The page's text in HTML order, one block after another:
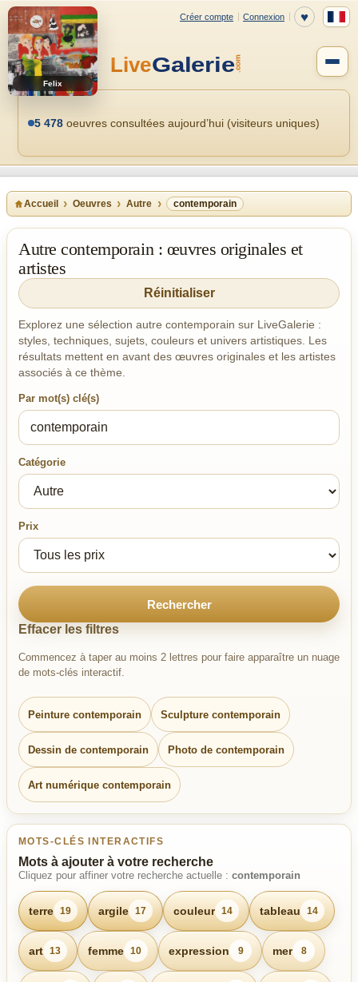
Felix
5 478 oeuvres consultées aujourd’hui (visiteurs uniques)
Accueil Oeuvres Autre contemporain
Autre contemporain : œuvres originales et
artistes
Réinitialiser
Explorez une sélection autre contemporain sur LiveGalerie :
styles, techniques, sujets, couleurs et univers artistiques. Les
résultats mettent en avant des œuvres originales et les artistes
associés à ce thème.
Par mot(s) clé(s)
Catégorie
Prix
Rechercher
Effacer les filtres
Commencez à taper au moins 2 lettres pour faire apparaître un nuage
de mots-clés interactif.
Peinture contemporain Sculpture contemporain
Dessin de contemporain Photo de contemporain
Art numérique contemporain
MOTS-CLÉS INTERACTIFS
Mots à ajouter à votre recherche
Cliquez pour affiner votre recherche actuelle : contemporain
terre 19 argile 17 couleur 14 tableau 14
art 13 femme 10 expression 9 mer 8